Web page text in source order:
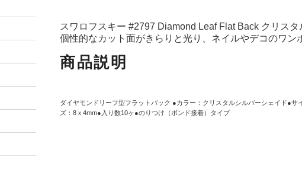
スワロフスキー #2797 Diamond Leaf Flat Back クリス
個性的なカット面がきらりと光り、ネイルやデコのワン
商品説明
ダイヤモンドリーフ型フラットバック ●カラー：クリスタルシルバーシェイド●サ
ズ：8ｘ4mm●入り数10ヶ●のりつけ（ボンド接着）タイプ